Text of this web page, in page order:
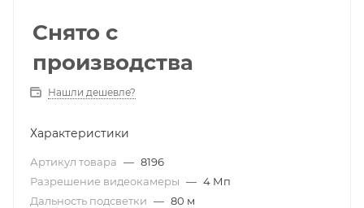
Снято с
производства
Нашли дешевле?
Характеристики
Артикул товара — 8196
Разрешение видеокамеры — 4 Мп
Дальность подсветки — 80 м